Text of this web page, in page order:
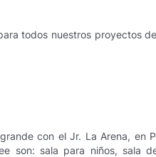
todos nuestros proyectos
con el Jr. La Arena, en
son: sala para niños, sala